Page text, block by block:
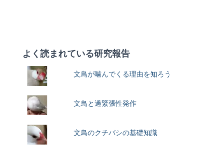
よく読まれている研究報告
文鳥が噛んでくる理由を知ろう
文鳥と過緊張性発作
文鳥のクチバシの基礎知識